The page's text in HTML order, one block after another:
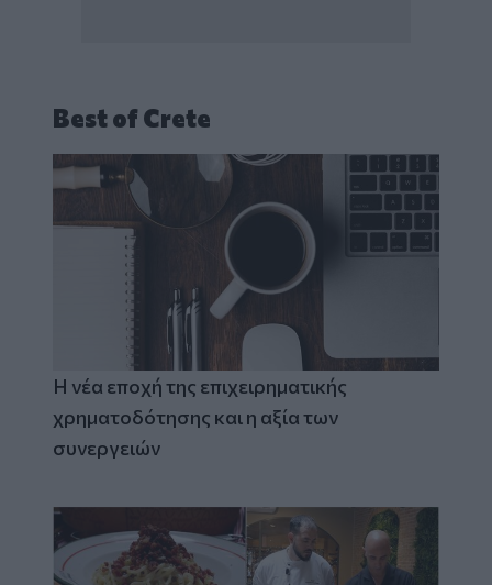
Best of Crete
Η νέα εποχή της επιχειρηματικής
χρηματοδότησης και η αξία των
συνεργειών